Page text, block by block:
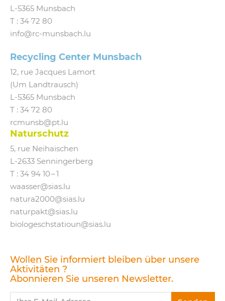
L‑5365 Munsbach
T : 34 72 80
info@​rc-​munsbach.​lu
Recycling Center Munsbach
12, rue Jacques Lamort
(Um Landtrausch)
L‑5365 Munsbach
T : 34 72 80
rcmunsb@​pt.​lu
Naturschutz
5, rue Neihaischen
L‑2633 Senningerberg
T : 34 94 10 – 1
waasser@​sias.​lu
natura2000@​sias.​lu
naturpakt@​sias.​lu
biologeschstatioun@​sias.​lu
Wollen Sie informiert bleiben über unsere
Aktivitäten ?
Abonnieren Sie unseren Newsletter.
Ihre E-Mail-Adresse